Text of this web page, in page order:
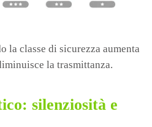
la classe di sicurezza aumenta
la trasmittanza.
silenziosità e